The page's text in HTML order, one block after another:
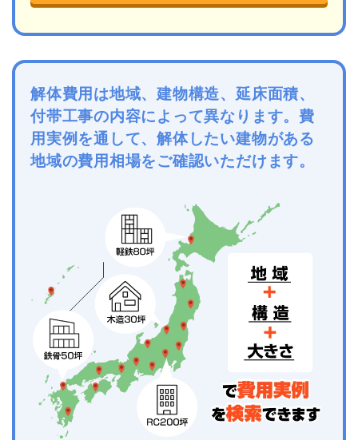
解体費用は地域、建物構造、延床面積、
付帯工事の内容によって異なります。費
用実例を通して、解体したい建物がある
地域の費用相場をご確認いただけます。